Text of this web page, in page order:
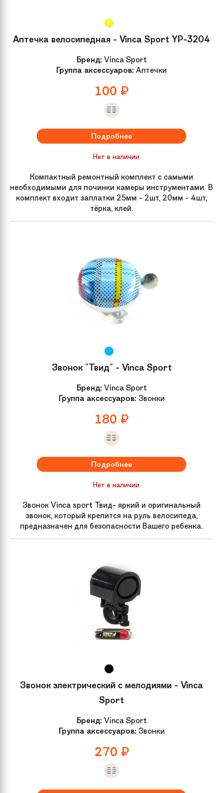
Аптечка велосипедная - Vinca Sport YP-3204
Бренд: Vinca Sport
Группа аксессуаров: Аптечки
100 ₽
Подробнее
Нет в наличии
Компактный ремонтный комплект с самыми
необходимыми для починки камеры инструментами. В
комплект входит заплатки 25мм - 2шт, 20мм - 4шт,
тёрка, клей.
Звонок "Твид" - Vinca Sport
Бренд: Vinca Sport
Группа аксессуаров: Звонки
180 ₽
Подробнее
Нет в наличии
Звонок Vinca sport Твид- яркий и оригинальный
звонок, который крепится на руль велосипеда,
предназначен для безопасности Вашего ребенка.
Звонок электрический с мелодиями - Vinca
Sport
Бренд: Vinca Sport
Группа аксессуаров: Звонки
270 ₽